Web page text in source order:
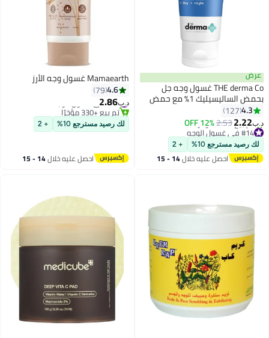
عرض
THE derma Co غسول وجه جل
بحمض الساليسيليك 1% مع حمض
الساليسيليك وبلسم الساحرة لعلاج
حب الشباب النشط - 100 مل
4.3
127
د.ب‏2.22
2.53
12% OFF #14 في غسول الوجه
أقل سعر في 7 يوم
تم بيع +260 مؤخرًا
#14 في غسول الوجه
لك رصيد مسترجع 10% + 2
احصل عليه خلال 14 - 15
Mamaearth غسول وجه الأرز
4.6
79
د.ب‏2.86
#21 في غسول الوجه
تم بيع +330 مؤخرًا
#21 في غسول الوجه
لك رصيد مسترجع 10% + 2
احصل عليه خلال 14 - 15